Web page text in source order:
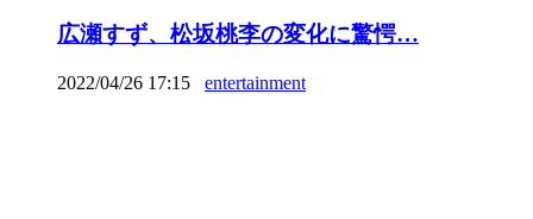
広瀬すず、松坂桃李の変化に驚愕…
2022/04/26 17:15 entertainment